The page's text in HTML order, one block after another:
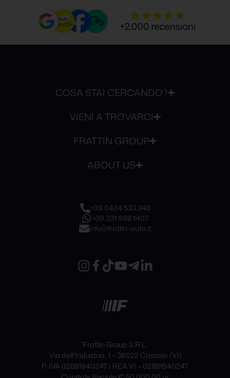
COSA STAI CERCANDO?
VIENI A TROVARCI
FRATTIN GROUP
ABOUT US
+39 0424 533 348
+39 331 998 1407
info@frattin-auto.it
Frattin Group S.R.L.
Via dell’Industria, 1 – 36022 Cassola (VI)
P. IVA 02881940247 | REA VI – 02881940247